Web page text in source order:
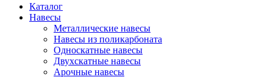
Каталог
Навесы
Металлические навесы
Навесы из поликарбоната
Односкатные навесы
Двухскатные навесы
Арочные навесы